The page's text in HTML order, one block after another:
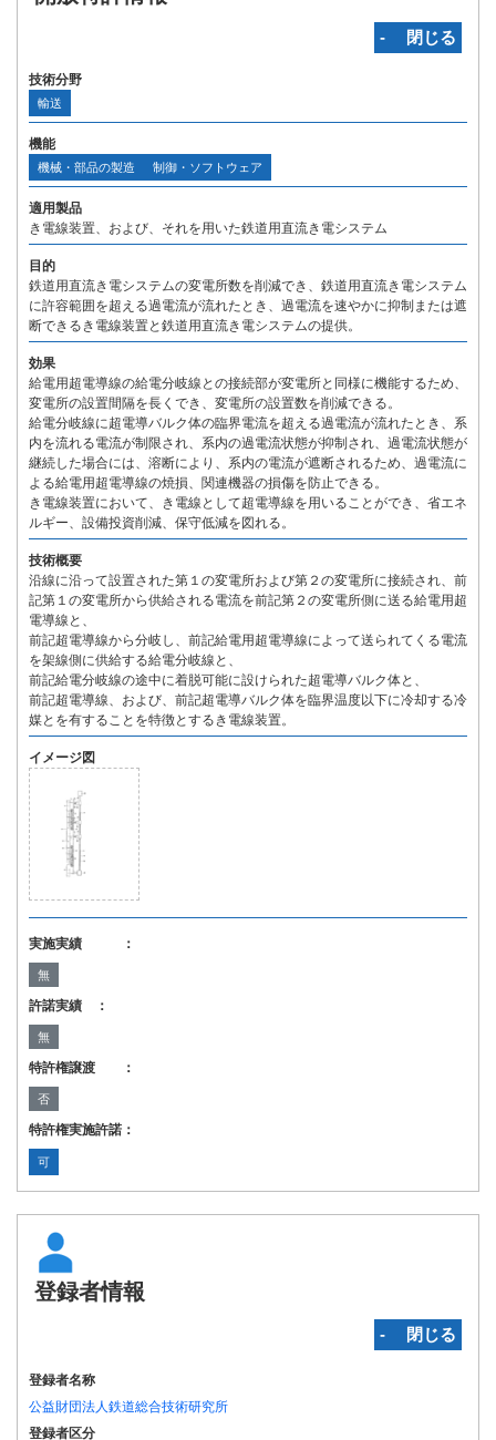
‐ 閉じる
技術分野
輸送
機能
機械・部品の製造 制御・ソフトウェア
適用製品
き電線装置、および、それを用いた鉄道用直流き電システム
目的
鉄道用直流き電システムの変電所数を削減でき、鉄道用直流き電システム
に許容範囲を超える過電流が流れたとき、過電流を速やかに抑制または遮
断できるき電線装置と鉄道用直流き電システムの提供。
効果
給電用超電導線の給電分岐線との接続部が変電所と同様に機能するため、
変電所の設置間隔を長くでき、変電所の設置数を削減できる。
給電分岐線に超電導バルク体の臨界電流を超える過電流が流れたとき、系
内を流れる電流が制限され、系内の過電流状態が抑制され、過電流状態が
継続した場合には、溶断により、系内の電流が遮断されるため、過電流に
よる給電用超電導線の焼損、関連機器の損傷を防止できる。
き電線装置において、き電線として超電導線を用いることができ、省エネ
ルギー、設備投資削減、保守低減を図れる。
技術概要
沿線に沿って設置された第１の変電所および第２の変電所に接続され、前
記第１の変電所から供給される電流を前記第２の変電所側に送る給電用超
電導線と、
前記超電導線から分岐し、前記給電用超電導線によって送られてくる電流
を架線側に供給する給電分岐線と、
前記給電分岐線の途中に着脱可能に設けられた超電導バルク体と、
前記超電導線、および、前記超電導バルク体を臨界温度以下に冷却する冷
媒とを有することを特徴とするき電線装置。
イメージ図
実施実績 ：
無
許諾実績 ：
無
特許権譲渡 ：
否
特許権実施許諾：
可
登録者情報
‐ 閉じる
登録者名称
公益財団法人鉄道総合技術研究所
登録者区分